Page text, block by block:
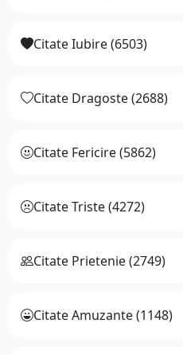
Citate Iubire (6503)
Citate Dragoste (2688)
Citate Fericire (5862)
Citate Triste (4272)
Citate Prietenie (2749)
Citate Amuzante (1148)